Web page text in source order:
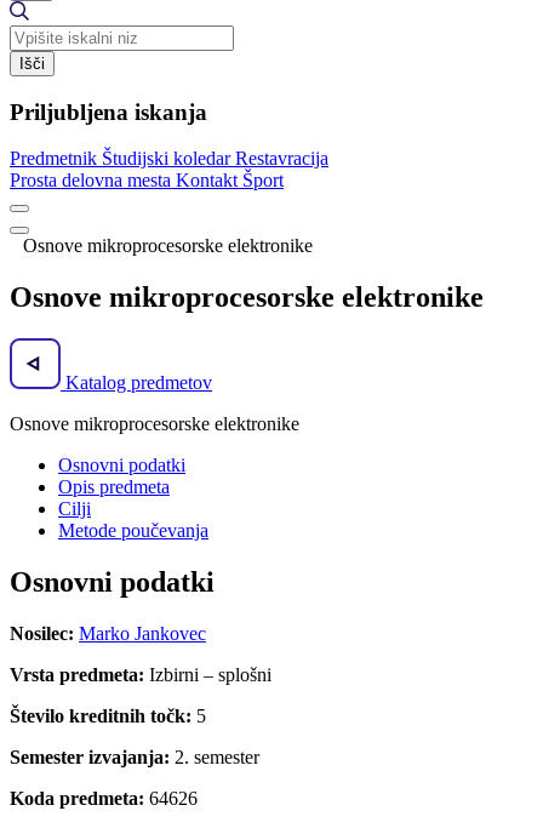
Išči
Priljubljena iskanja
Predmetnik Študijski koledarRestavracija
Prosta delovna mesta Kontakt Šport
Osnove mikroprocesorske elektronike
Osnove mikroprocesorske elektronike
Katalog predmetov
Osnove mikroprocesorske elektronike
Osnovni podatki
Opis predmeta
Cilji
Metode poučevanja
Osnovni podatki
Nosilec: Marko Jankovec
Vrsta predmeta: Izbirni – splošni
Število kreditnih točk: 5
Semester izvajanja: 2. semester
Koda predmeta: 64626